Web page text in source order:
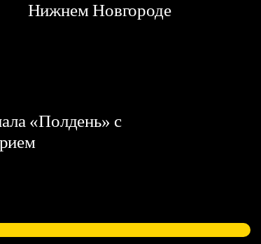
Нижнем Новгороде
«Полдень» с